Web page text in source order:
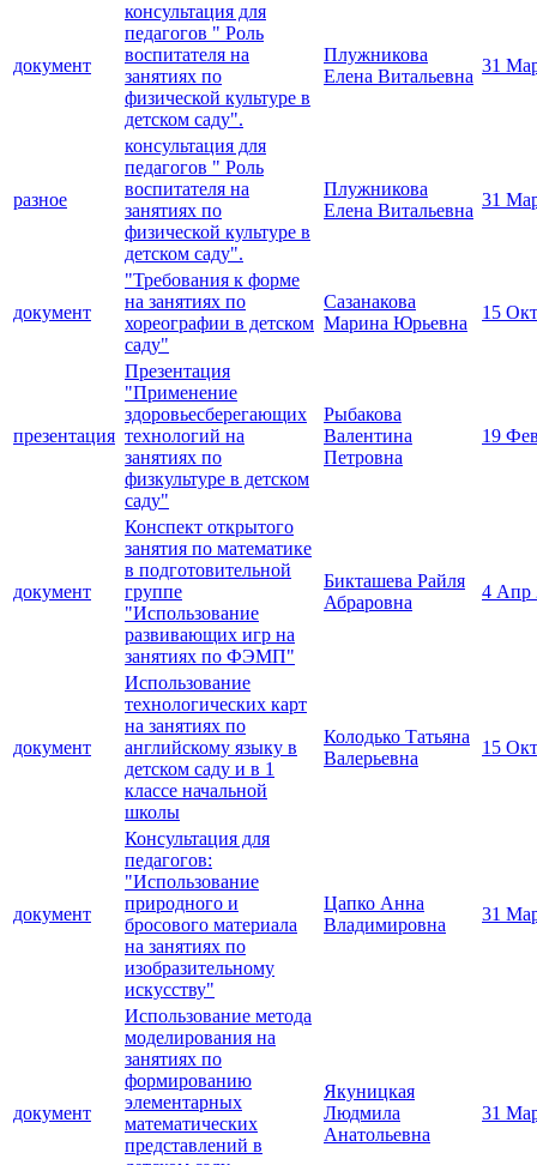
документ
консультация для
педагогов " Роль
воспитателя на
занятиях по
физической культуре в
детском саду".
Плужникова
Елена Витальевна
31
разное
консультация для
педагогов " Роль
воспитателя на
занятиях по
физической культуре в
детском саду".
Плужникова
Елена Витальевна
31
документ
"Требования к форме
на занятиях по
хореографии в детском
саду"
Сазанакова
Марина Юрьевна
15
презентация
Презентация
"Применение
здоровьесберегающих
технологий на
занятиях по
физкультуре в детском
саду"
Рыбакова
Валентина
Петровна
19
документ
Конспект открытого
занятия по математике
в подготовительной
группе
"Использование
развивающих игр на
занятиях по ФЭМП"
Бикташева Райля
Абраровна
4 Апр
документ
Использование
технологических карт
на занятиях по
английскому языку в
детском саду и в 1
классе начальной
школы
Колодько Татьяна
Валерьевна
15
документ
Консультация для
педагогов:
"Использование
природного и
бросового материала
на занятиях по
изобразительному
искусству"
Цапко Анна
Владимировна
31
документ
Использование метода
моделирования на
занятиях по
формированию
элементарных
математических
представлений в
Якуницкая
Людмила
Анатольевна
31